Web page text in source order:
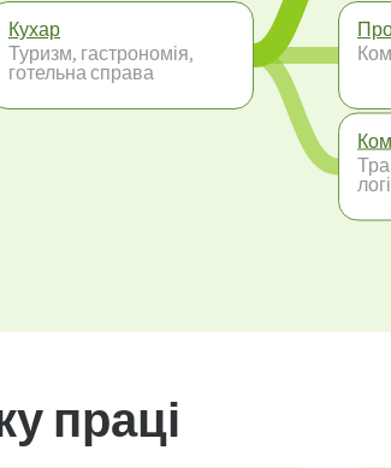
Кухар
Туризм, гастрономія,
готельна справа
праці